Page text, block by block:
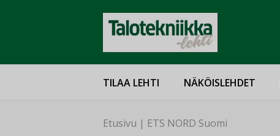
TILAA LEHTI NÄKÖISLEHDET
Etusivu | ETS NORD Suomi